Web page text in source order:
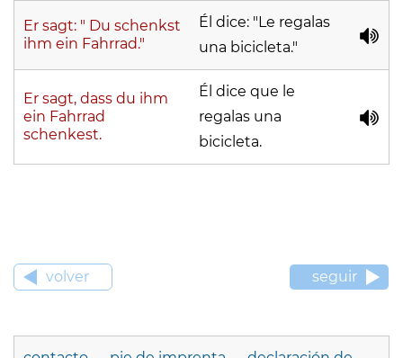
Er sagt: " Du schenkst
ihm ein Fahrrad."
Él dice: "Le regalas
una bicicleta."
Er sagt, dass du ihm
ein Fahrrad
schenkest.
Él dice que le
regalas una
bicicleta.
volver seguir